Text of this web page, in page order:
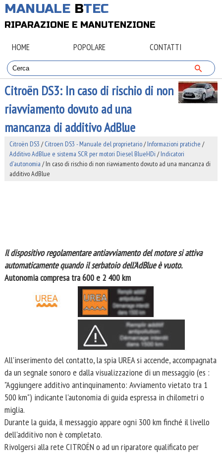
MANUALE BTEC
RIPARAZIONE E MANUTENZIONE
HOME POPOLARE CONTATTI
Citroën DS3: In caso di rischio di non
riavviamento dovuto ad una
mancanza di additivo AdBlue
Citroën DS3 /Citroen DS3 - Manuale del proprietario/Informazioni pratiche /
Additivo AdBlue e sistema SCR per motori Diesel BlueHDi /Indicatori
d'autonomia / In caso di rischio di non riavviamento dovuto ad una mancanza di
additivo AdBlue
Il dispositivo regolamentare antiavviamento del motore si attiva
automaticamente quando il serbatoio dell'AdBlue è vuoto.
Autonomia compresa tra 600 e 2 400 km
All'inserimento del contatto, la spia UREA si accende, accompagnata
da un segnale sonoro e dalla visualizzazione di un messaggio (es :
"Aggiungere additivo antinquinamento: Avviamento vietato tra 1
500 km") indicante l'autonomia di guida espressa in chilometri o
miglia.
Durante la guida, il messaggio appare ogni 300 km finché il livello
dell'additivo non è completato.
Rivolgersi alla rete CITROËN o ad un riparatore qualificato per